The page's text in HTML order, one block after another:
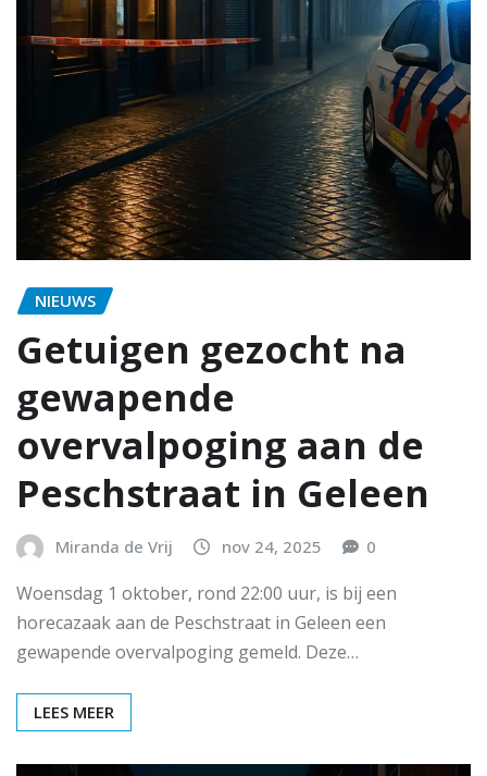
NIEUWS
Getuigen gezocht na
gewapende
overvalpoging aan de
Peschstraat in Geleen
Miranda de Vrij nov 24, 2025 0
Woensdag 1 oktober, rond 22:00 uur, is bij een
horecazaak aan de Peschstraat in Geleen een
gewapende overvalpoging gemeld. Deze…
LEES MEER